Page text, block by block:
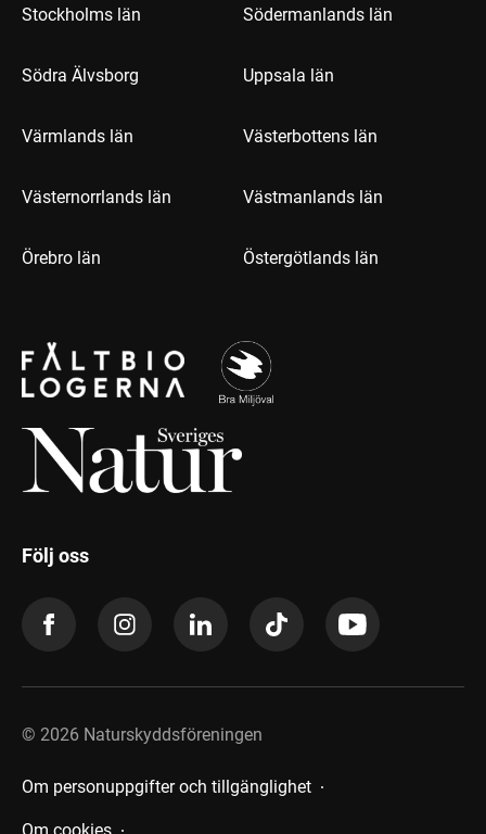
Stockholms län Södermanlands län
Södra Älvsborg Uppsala län
Värmlands län Västerbottens län
Västernorrlands län Västmanlands län
Örebro län Östergötlands län
Följ oss
© 2026 Naturskyddsföreningen
Om personuppgifter och tillgänglighet